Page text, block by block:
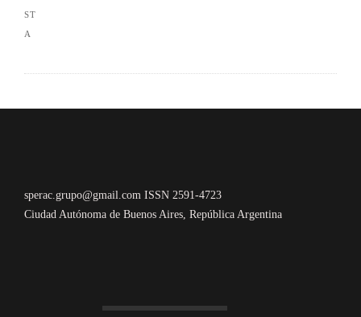
sperac.grupo@gmail.com ISSN 2591-4723
Ciudad Autónoma de Buenos Aires, República Argentina